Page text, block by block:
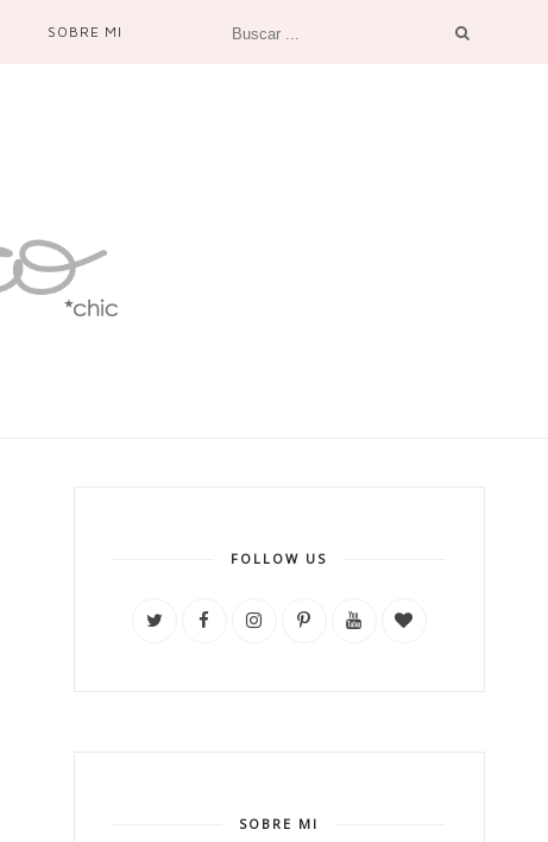
SOBRE MI
FOLLOW US
SOBRE MI